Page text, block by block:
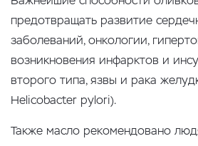
предотвращать развитие
заболеваний, онкологии,
возникновения инфарктов и
второго типа, язвы и рака
Нelicobacter pylori).
Также масло рекомендовано